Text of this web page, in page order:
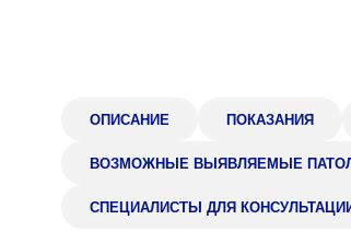
Пациентам
Вакансии
ОПИСАНИЕ ПОКАЗАНИЯ
ВОЗМОЖНЫЕ ВЫЯВЛЯЕМЫЕ
СПЕЦИАЛИСТЫ ДЛЯ